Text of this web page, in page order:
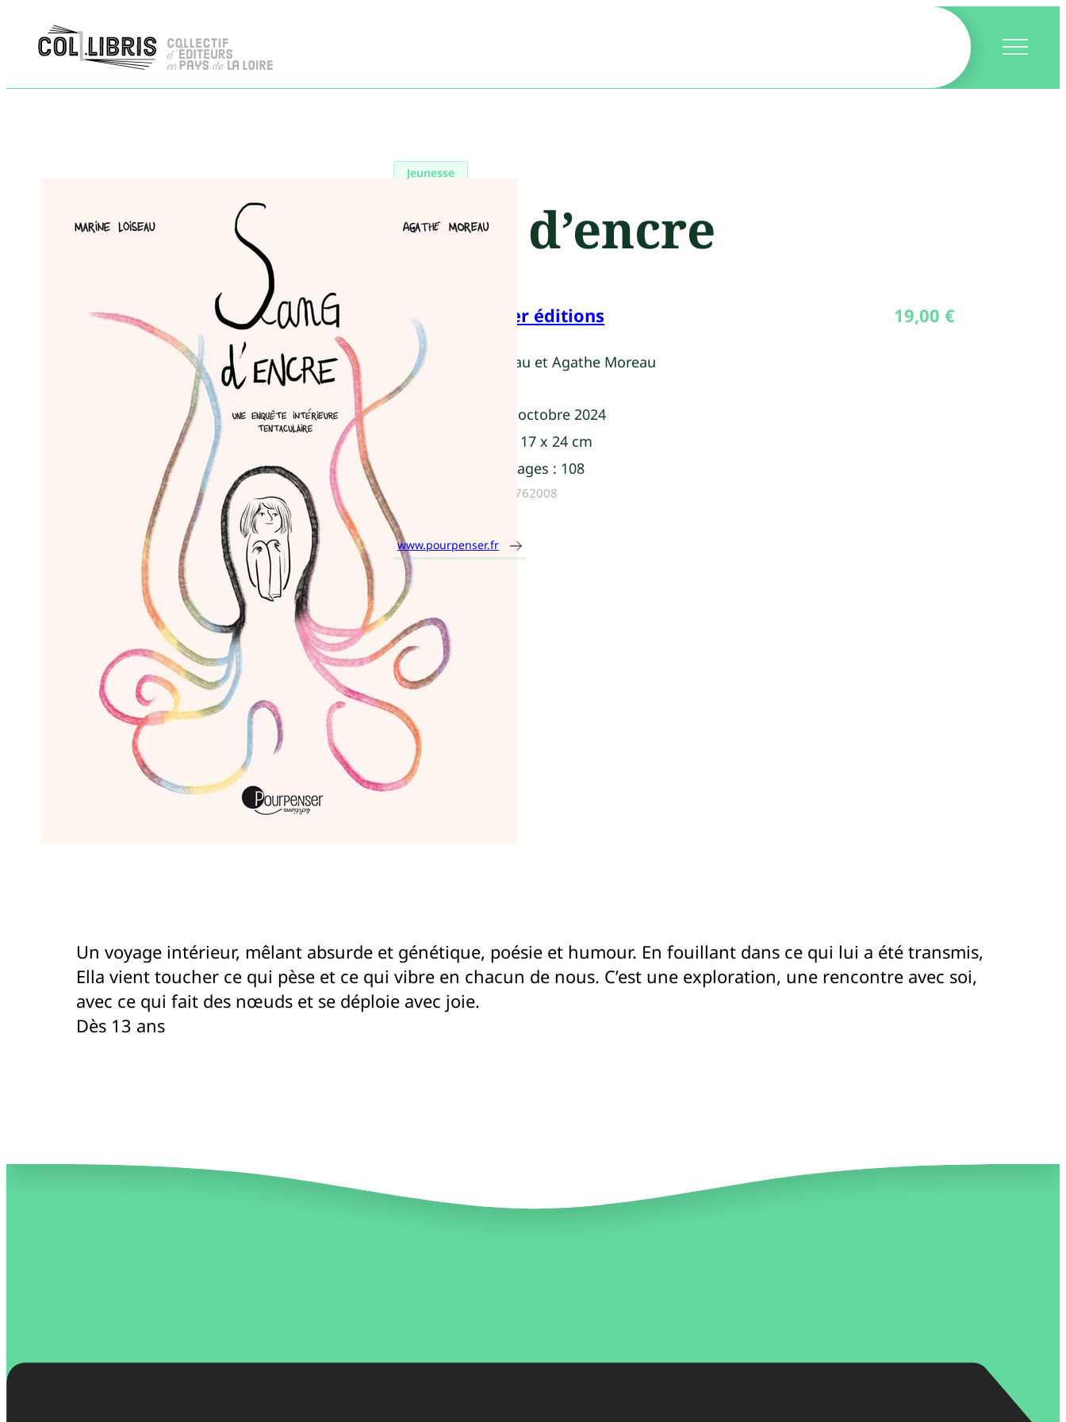
Jeunesse
Sang d’encre
Pourpenser éditions 19,00 €
Marine Loiseau et Agathe Moreau
08 octobre 2024
17 x 24 cm
Nombre de pages : 108
9782371762008
www.pourpenser.fr
Un voyage intérieur, mêlant absurde et génétique, poésie et humour. En fouillant dans ce qui lui a été transmis,
Ella vient toucher ce qui pèse et ce qui vibre en chacun de nous. C’est une exploration, une rencontre avec soi,
avec ce qui fait des nœuds et se déploie avec joie.
Dès 13 ans